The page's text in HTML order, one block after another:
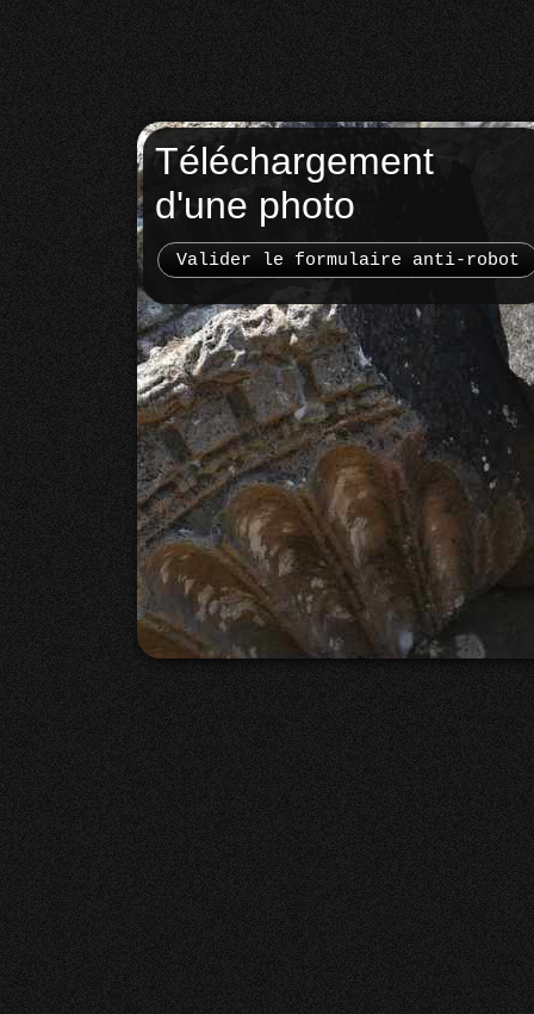
Téléchargement
d'une photo